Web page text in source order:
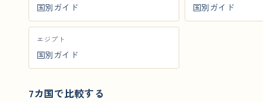
国別ガイド 国別ガイド
エジプト
国別ガイド
7カ国で比較する